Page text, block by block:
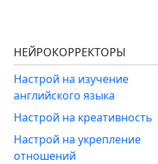
НЕЙРОКОРРЕКТОРЫ
Настрой на изучение
английского языка
Настрой на креативность
Настрой на укрепление
отношений